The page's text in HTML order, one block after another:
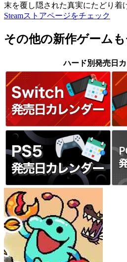
末を覆し隠された真実にたどり着
Steamストアページをチェック
その他の新作ゲームも
ハード別発売日